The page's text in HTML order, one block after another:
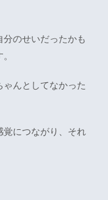
のせいだったかも
ゃんとしてなかった
覚につながり、それ